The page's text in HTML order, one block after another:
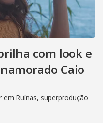
com look e
Caio
Ruínas, superprodução